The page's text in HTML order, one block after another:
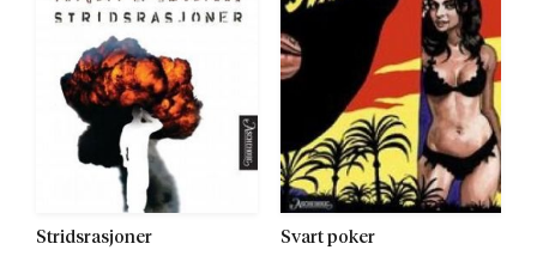
Stridsrasjoner Svart poker